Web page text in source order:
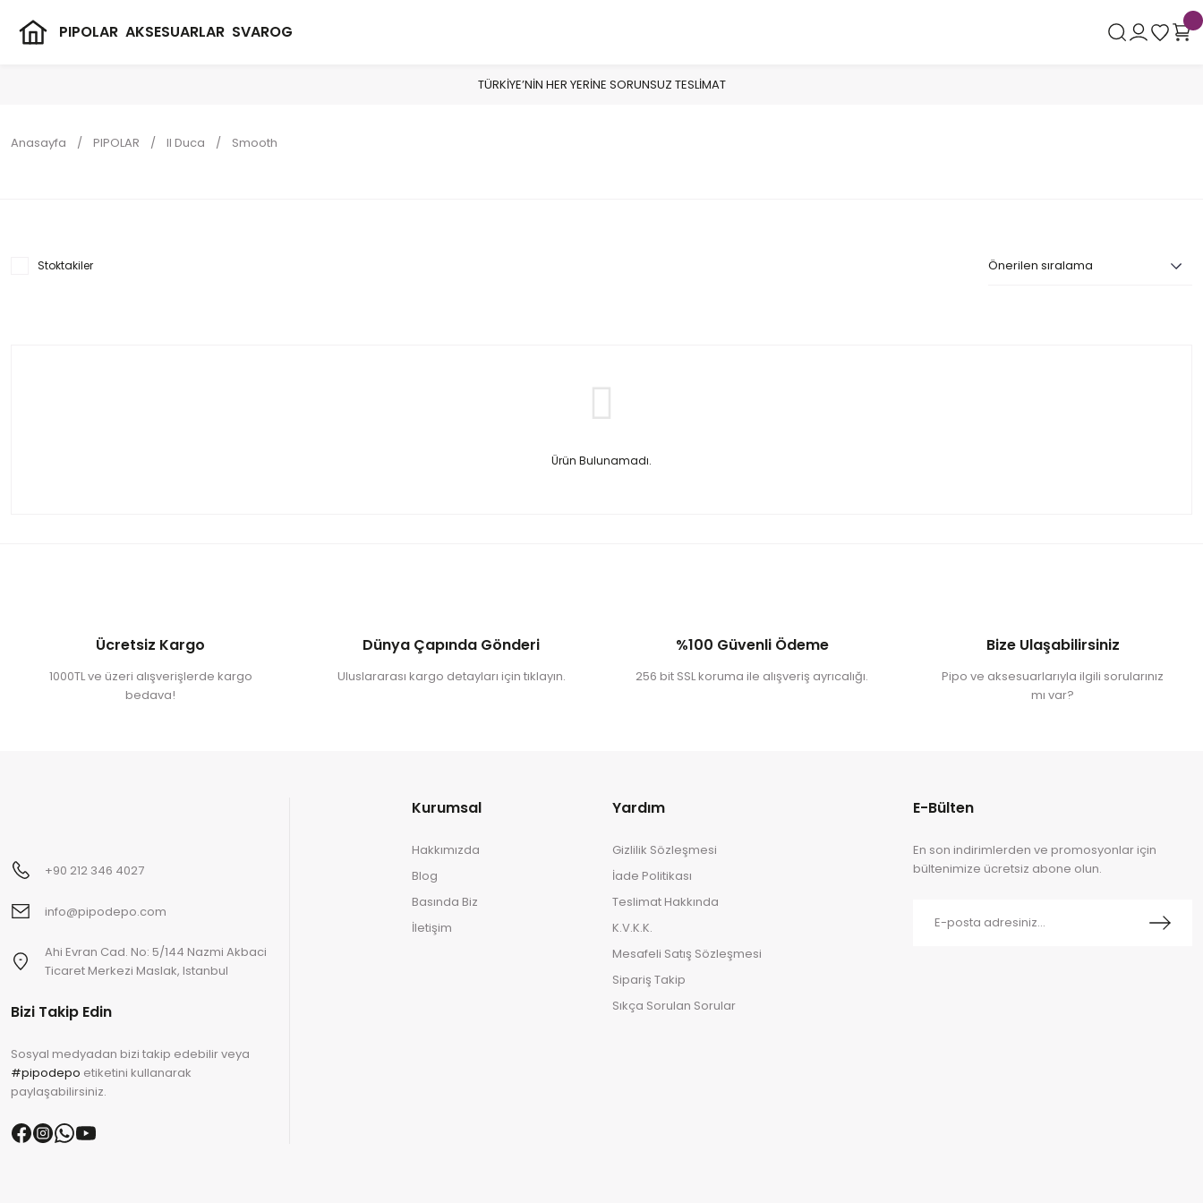
PIPOLAR AKSESUARLAR SVAROG
TÜRKİYE’NİN HER YERİNE SORUNSUZ TESLİMAT
Anasayfa PIPOLAR Il Duca Smooth
Stoktakiler
Ürün Bulunamadı.
Ücretsiz Kargo
1000TL ve üzeri alışverişlerde kargo
bedava!
Dünya Çapında Gönderi
Uluslararası kargo detayları için tıklayın.
%100 Güvenli Ödeme
256 bit SSL koruma ile alışveriş ayrıcalığı.
Bize Ulaşabilirsiniz
Pipo ve aksesuarlarıyla ilgili sorularınız
mı var?
+90 212 346 4027
info@pipodepo.com
Ahi Evran Cad. No: 5/144 Nazmi Akbaci
Ticaret Merkezi Maslak, Istanbul
Bizi Takip Edin
Sosyal medyadan bizi takip edebilir veya
#pipodepo etiketini kullanarak
paylaşabilirsiniz.
Kurumsal
Hakkımızda
Blog
Basında Biz
İletişim
Yardım
Gizlilik Sözleşmesi
İade Politikası
Teslimat Hakkında
K.V.K.K.
Mesafeli Satış Sözleşmesi
Sipariş Takip
Sıkça Sorulan Sorular
E-Bülten
En son indirimlerden ve promosyonlar için
bültenimize ücretsiz abone olun.